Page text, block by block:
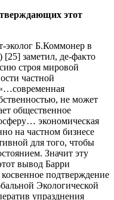
этот
эколог Б.Коммонер в
заметил, де-факто
строя мировой
частной
не может
общественное
экономическая
на частном бизнесе
для того, чтобы
Значит эту
вывод Барри
подтверждение
Экологической
упразднения